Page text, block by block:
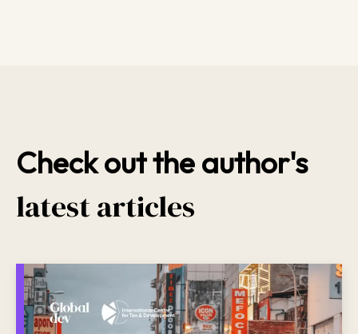
Check out the author's
latest articles